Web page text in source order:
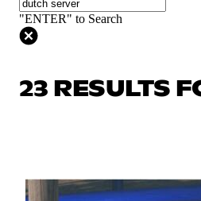
"ENTER" to Search
23 RESULTS